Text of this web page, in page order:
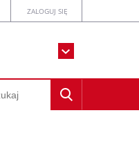
ZALOGUJ SIĘ